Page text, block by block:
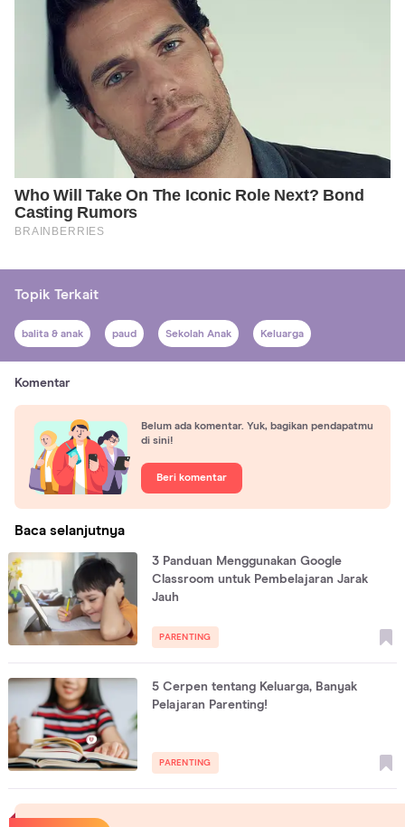
Topik Terkait
balita & anak paud Sekolah Anak Keluarga
Komentar
Belum ada komentar. Yuk, bagikan pendapatmu
di sini!
Beri komentar
Baca selanjutnya
3 Panduan Menggunakan Google
Classroom untuk Pembelajaran Jarak
Jauh
PARENTING
5 Cerpen tentang Keluarga, Banyak
Pelajaran Parenting!
PARENTING